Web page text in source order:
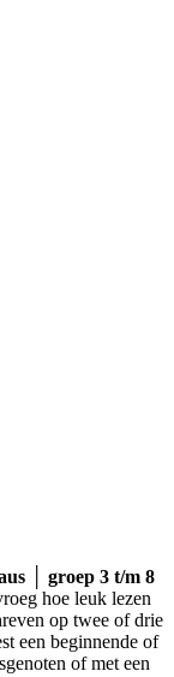
│ groep 3 t/m 8
hoe leuk lezen
op twee of drie
een beginnende of
of met een